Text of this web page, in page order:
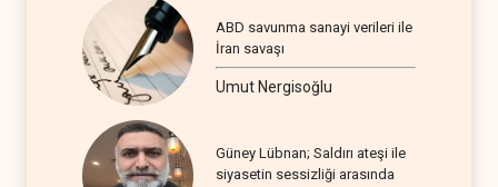
ABD savunma sanayi verileri ile
İran savaşı
Umut Nergisoğlu
Güney Lübnan; Saldırı ateşi ile
siyasetin sessizliği arasında